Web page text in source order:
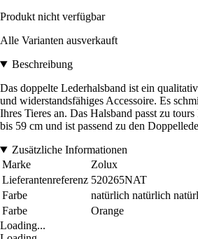
Produkt nicht verfügbar
Alle Varianten ausverkauft
Beschreibung
Das doppelte Lederhalsband ist ein
und widerstandsfähiges Accessoire. Es
Ihres Tieres an. Das Halsband passt zu
bis 59 cm und ist passend zu den
Zusätzliche Informationen
Marke
Zolux
Lieferantenreferenz 520265NAT
Farbe
natürlich natürlich
Farbe
Orange
Loading...